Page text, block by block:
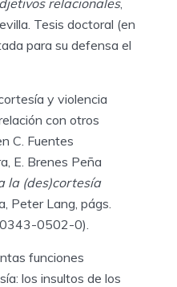
Tesis doctoral (en
para su defensa el
y violencia
con otros
C. Fuentes
E. Brenes Peña
la (des)cortesía
Peter Lang, págs.
0502-0).
funciones
los insultos de los